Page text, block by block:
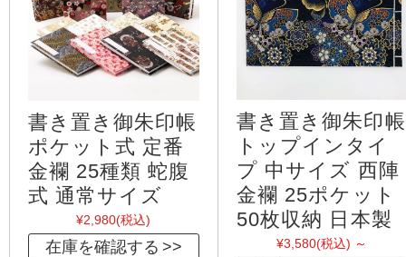
書き置き御朱印帳
ポケット式 定番
金襴 25種類 蛇腹
式 通常サイズ
¥2,980(税込)
在庫を確認する
書き置き御朱印帳
トップインタイ
プ 中サイズ 西陣
金襴 25ポケット
50枚収納 日本製
¥3,580(税込) ～